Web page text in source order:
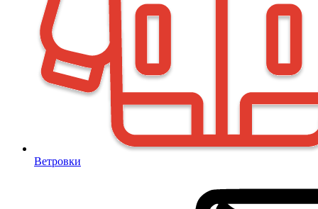
Ветровки